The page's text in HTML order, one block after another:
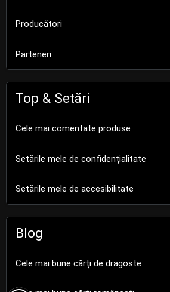
Producători
Parteneri
Top & Setări
Cele mai comentate produse
Setările mele de confidențialitate
Setările mele de accesibilitate
Blog
Cele mai bune cărți de dragoste